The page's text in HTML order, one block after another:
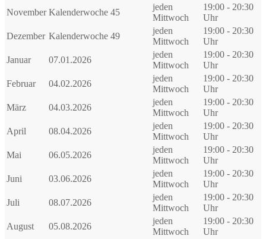
November Kalenderwoche 45
jeden
Mittwoch
19:00 - 20:30
Uhr
Dezember Kalenderwoche 49
jeden
Mittwoch
19:00 - 20:30
Uhr
Januar
07.01.2026
jeden
Mittwoch
19:00 - 20:30
Uhr
Februar
04.02.2026
jeden
Mittwoch
19:00 - 20:30
Uhr
März
04.03.2026
jeden
Mittwoch
19:00 - 20:30
Uhr
April
08.04.2026
jeden
Mittwoch
19:00 - 20:30
Uhr
Mai
06.05.2026
jeden
Mittwoch
19:00 - 20:30
Uhr
Juni
03.06.2026
jeden
Mittwoch
19:00 - 20:30
Uhr
Juli
08.07.2026
jeden
Mittwoch
19:00 - 20:30
Uhr
August
05.08.2026
jeden
Mittwoch
19:00 - 20:30
Uhr